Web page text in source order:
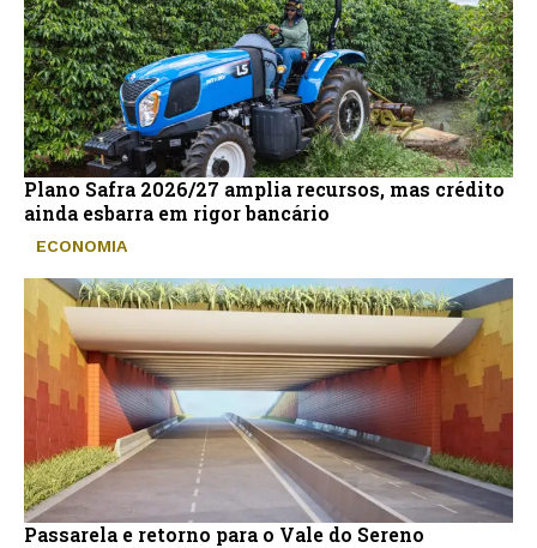
Plano Safra 2026/27 amplia recursos, mas crédito
ainda esbarra em rigor bancário
ECONOMIA
Passarela e retorno para o Vale do Sereno